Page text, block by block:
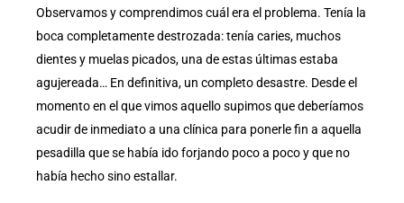
Observamos y comprendimos cuál era el problema. Tenía la
boca completamente destrozada: tenía caries, muchos
dientes y muelas picados, una de estas últimas estaba
agujereada… En definitiva, un completo desastre. Desde el
momento en el que vimos aquello supimos que deberíamos
acudir de inmediato a una clínica para ponerle fin a aquella
pesadilla que se había ido forjando poco a poco y que no
había hecho sino estallar.